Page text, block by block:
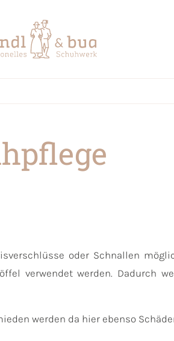
oder Schnallen
verwendet werden. Dadurch
werden da hier ebenso